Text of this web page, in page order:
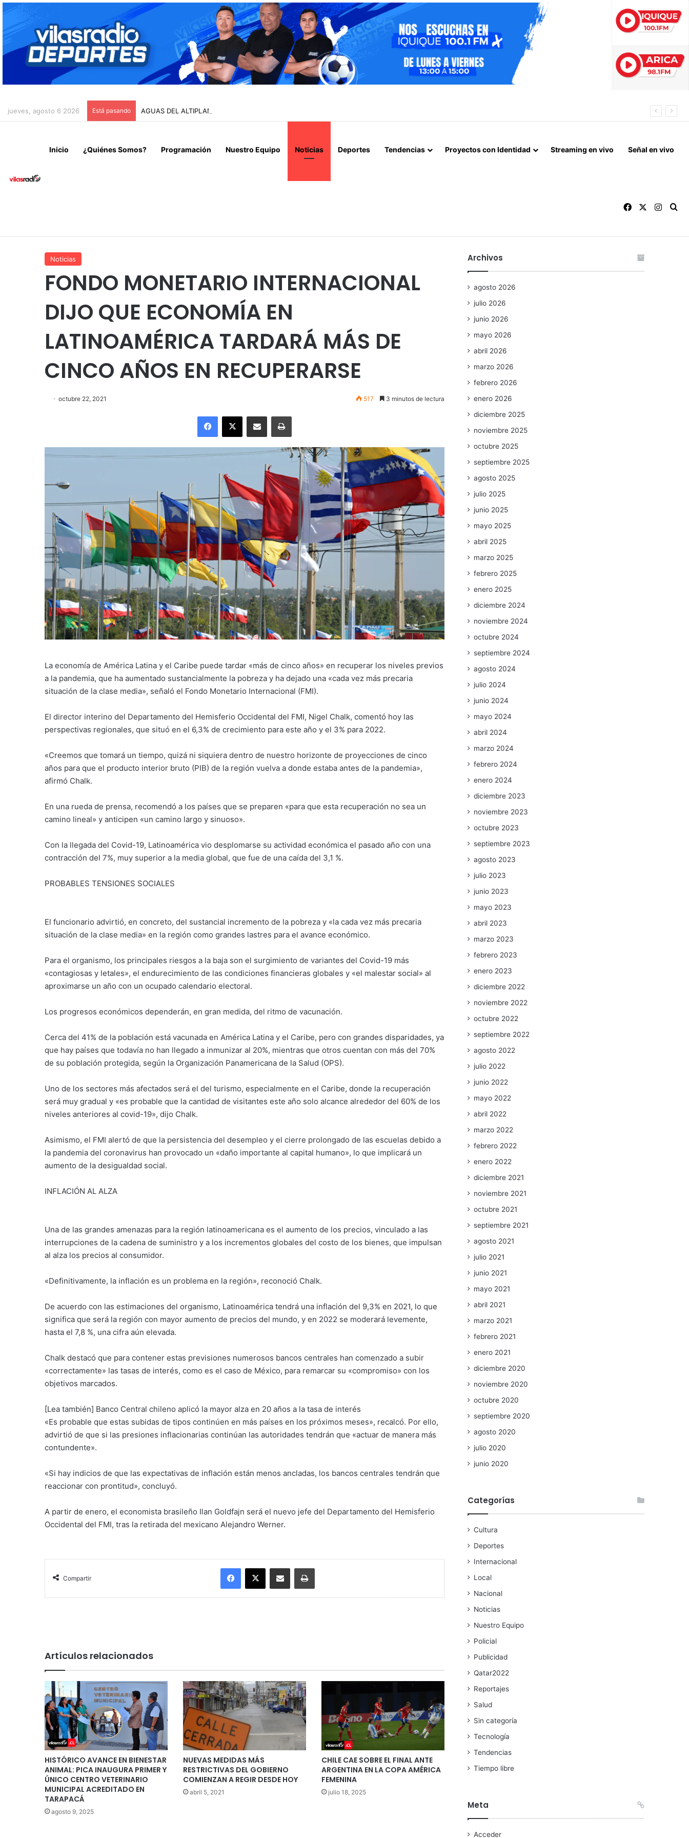
jueves, agosto 6 2026 Está pasando AGUAS DEL ALTIPLANO INICIA ETAPA DE REMOCIÓN DE PAVIMENTO EN AVENIDA ARTURO PRAT
Inicio ¿Quiénes Somos? Programación Nuestro Equipo Noticias Deportes Tendencias Proyectos con Identidad Streaming en vivo Señal en vivo
Facebook
Noticias
FONDO MONETARIO INTERNACIONAL
DIJO QUE ECONOMÍA EN
LATINOAMÉRICA TARDARÁ MÁS DE
CINCO AÑOS EN RECUPERARSE
octubre 22, 2021 517 3 minutos de lectura
Facebook
X Enviar vía email Imprimir
La economía de América Latina y el Caribe puede tardar «más de cinco años» en recuperar los niveles previos
a la pandemia, que ha aumentado sustancialmente la pobreza y ha dejado una «cada vez más precaria
situación de la clase media», señaló el Fondo Monetario Internacional (FMI).
El director interino del Departamento del Hemisferio Occidental del FMI, Nigel Chalk, comentó hoy las
perspectivas regionales, que situó en el 6,3% de crecimiento para este año y el 3% para 2022.
«Creemos que tomará un tiempo, quizá ni siquiera dentro de nuestro horizonte de proyecciones de cinco
años para que el producto interior bruto (PIB) de la región vuelva a donde estaba antes de la pandemia»,
afirmó Chalk.
En una rueda de prensa, recomendó a los países que se preparen «para que esta recuperación no sea un
camino lineal» y anticipen «un camino largo y sinuoso».
Con la llegada del Covid-19, Latinoamérica vio desplomarse su actividad económica el pasado año con una
contracción del 7%, muy superior a la media global, que fue de una caída del 3,1 %.
PROBABLES TENSIONES SOCIALES
El funcionario advirtió, en concreto, del sustancial incremento de la pobreza y «la cada vez más precaria
situación de la clase media» en la región como grandes lastres para el avance económico.
Para el organismo, los principales riesgos a la baja son el surgimiento de variantes del Covid-19 más
«contagiosas y letales», el endurecimiento de las condiciones financieras globales y «el malestar social» al
aproximarse un año con un ocupado calendario electoral.
Los progresos económicos dependerán, en gran medida, del ritmo de vacunación.
Cerca del 41% de la población está vacunada en América Latina y el Caribe, pero con grandes disparidades, ya
que hay países que todavía no han llegado a inmunizar al 20%, mientras que otros cuentan con más del 70%
de su población protegida, según la Organización Panamericana de la Salud (OPS).
Uno de los sectores más afectados será el del turismo, especialmente en el Caribe, donde la recuperación
será muy gradual y «es probable que la cantidad de visitantes este año solo alcance alrededor del 60% de los
niveles anteriores al covid-19», dijo Chalk.
Asimismo, el FMI alertó de que la persistencia del desempleo y el cierre prolongado de las escuelas debido a
la pandemia del coronavirus han provocado un «daño importante al capital humano», lo que implicará un
aumento de la desigualdad social.
INFLACIÓN AL ALZA
Una de las grandes amenazas para la región latinoamericana es el aumento de los precios, vinculado a las
interrupciones de la cadena de suministro y a los incrementos globales del costo de los bienes, que impulsan
al alza los precios al consumidor.
«Definitivamente, la inflación es un problema en la región», reconoció Chalk.
De acuerdo con las estimaciones del organismo, Latinoamérica tendrá una inflación del 9,3% en 2021, lo que
significa que será la región con mayor aumento de precios del mundo, y en 2022 se moderará levemente,
hasta el 7,8 %, una cifra aún elevada.
Chalk destacó que para contener estas previsiones numerosos bancos centrales han comenzado a subir
«correctamente» las tasas de interés, como es el caso de México, para remarcar su «compromiso» con los
objetivos marcados.
[Lea también] Banco Central chileno aplicó la mayor alza en 20 años a la tasa de interés
«Es probable que estas subidas de tipos continúen en más países en los próximos meses», recalcó. Por ello,
advirtió de que si las presiones inflacionarias continúan las autoridades tendrán que «actuar de manera más
contundente».
«Si hay indicios de que las expectativas de inflación están menos ancladas, los bancos centrales tendrán que
reaccionar con prontitud», concluyó.
A partir de enero, el economista brasileño Ilan Goldfajn será el nuevo jefe del Departamento del Hemisferio
Occidental del FMI, tras la retirada del mexicano Alejandro Werner.
Compartir
Facebook
X Enviar vía email Imprimir
Artículos relacionados
HISTÓRICO AVANCE EN BIENESTAR
ANIMAL: PICA INAUGURA PRIMER Y
ÚNICO CENTRO VETERINARIO
MUNICIPAL ACREDITADO EN
TARAPACÁ
agosto 9, 2025
NUEVAS MEDIDAS MÁS
RESTRICTIVAS DEL GOBIERNO
COMIENZAN A REGIR DESDE HOY
abril 5, 2021
CHILE CAE SOBRE EL FINAL ANTE
ARGENTINA EN LA COPA AMÉRICA
FEMENINA
julio 18, 2025
Archivos
agosto 2026
julio 2026
junio 2026
mayo 2026
abril 2026
marzo 2026
febrero 2026
enero 2026
diciembre 2025
noviembre 2025
octubre 2025
septiembre 2025
agosto 2025
julio 2025
junio 2025
mayo 2025
abril 2025
marzo 2025
febrero 2025
enero 2025
diciembre 2024
noviembre 2024
octubre 2024
septiembre 2024
agosto 2024
julio 2024
junio 2024
mayo 2024
abril 2024
marzo 2024
febrero 2024
enero 2024
diciembre 2023
noviembre 2023
octubre 2023
septiembre 2023
agosto 2023
julio 2023
junio 2023
mayo 2023
abril 2023
marzo 2023
febrero 2023
enero 2023
diciembre 2022
noviembre 2022
octubre 2022
septiembre 2022
agosto 2022
julio 2022
junio 2022
mayo 2022
abril 2022
marzo 2022
febrero 2022
enero 2022
diciembre 2021
noviembre 2021
octubre 2021
septiembre 2021
agosto 2021
julio 2021
junio 2021
mayo 2021
abril 2021
marzo 2021
febrero 2021
enero 2021
diciembre 2020
noviembre 2020
octubre 2020
septiembre 2020
agosto 2020
julio 2020
junio 2020
Categorías
Cultura
Deportes
Internacional
Local
Nacional
Noticias
Nuestro Equipo
Policial
Publicidad
Qatar2022
Reportajes
Salud
Sin categoría
Tecnología
Tendencias
Tiempo libre
Meta
Acceder